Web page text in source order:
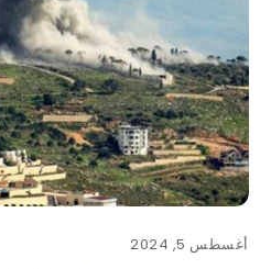
أغسطس 5, 2024